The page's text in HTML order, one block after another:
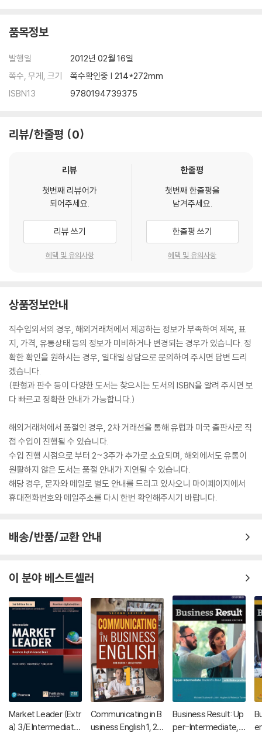
품목정보
발행일
2012년 02월 16일
쪽수, 무게, 크기
쪽수확인중 | 214*272mm
ISBN13
9780194739375
리뷰/한줄평 0
리뷰
첫번째 리뷰어가
되어주세요.
리뷰 쓰기
혜택 및 유의사항
한줄평
첫번째 한줄평을
남겨주세요.
한줄평 쓰기
혜택 및 유의사항
상품정보안내
직수입외서의 경우, 해외거래처에서 제공하는 정보가 부족하여 제목, 표
지, 가격, 유통상태 등의 정보가 미비하거나 변경되는 경우가 있습니다. 정
확한 확인을 원하시는 경우, 일대일 상담으로 문의하여 주시면 답변 드리
겠습니다.
(판형과 판수 등이 다양한 도서는 찾으시는 도서의 ISBN을 알려 주시면 보
다 빠르고 정확한 안내가 가능합니다.)
해외거래처에서 품절인 경우, 2차 거래선을 통해 유럽과 미국 출판사로 직
접 수입이 진행될 수 있습니다.
수입 진행 시점으로 부터 2~3주가 추가로 소요되며, 해외에서도 유통이
원활하지 않은 도서는 품절 안내가 지연될 수 있습니다.
해당 경우, 문자와 메일로 별도 안내를 드리고 있사오니 마이페이지에서
휴대전화번호와 메일주소를 다시 한번 확인해주시기 바랍니다.
배송/반품/교환 안내
이 분야 베스트셀러
Market Leader (Extr
a) 3/E Intermediate
Communicating in B
usiness English 1, 2n
Business Result: Up
per-Intermediate,